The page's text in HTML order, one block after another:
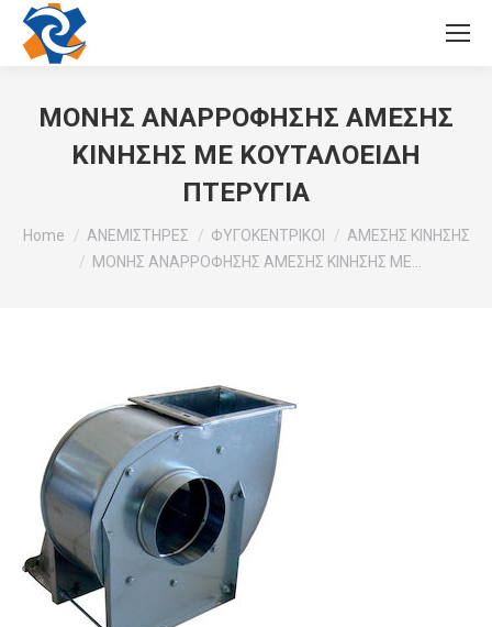
ΜΟΝΗΣ ΑΝΑΡΡΟΦΗΣΗΣ ΑΜΕΣΗΣ
ΚΙΝΗΣΗΣ ΜΕ ΚΟΥΤΑΛΟΕΙΔΗ
ΠΤΕΡΥΓΙΑ
You are here:
Home ΑΝΕΜΙΣΤΗΡΕΣ ΦΥΓΟΚΕΝΤΡΙΚΟΙ
ΑΜΕΣΗΣ ΚΙΝΗΣΗΣ
ΜΟΝΗΣ ΑΝΑΡΡΟΦΗΣΗΣ ΑΜΕΣΗΣ ΚΙΝΗΣΗΣ ΜΕ…